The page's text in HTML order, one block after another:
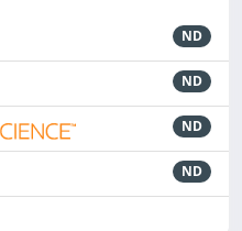
ND
ND
ND
ND